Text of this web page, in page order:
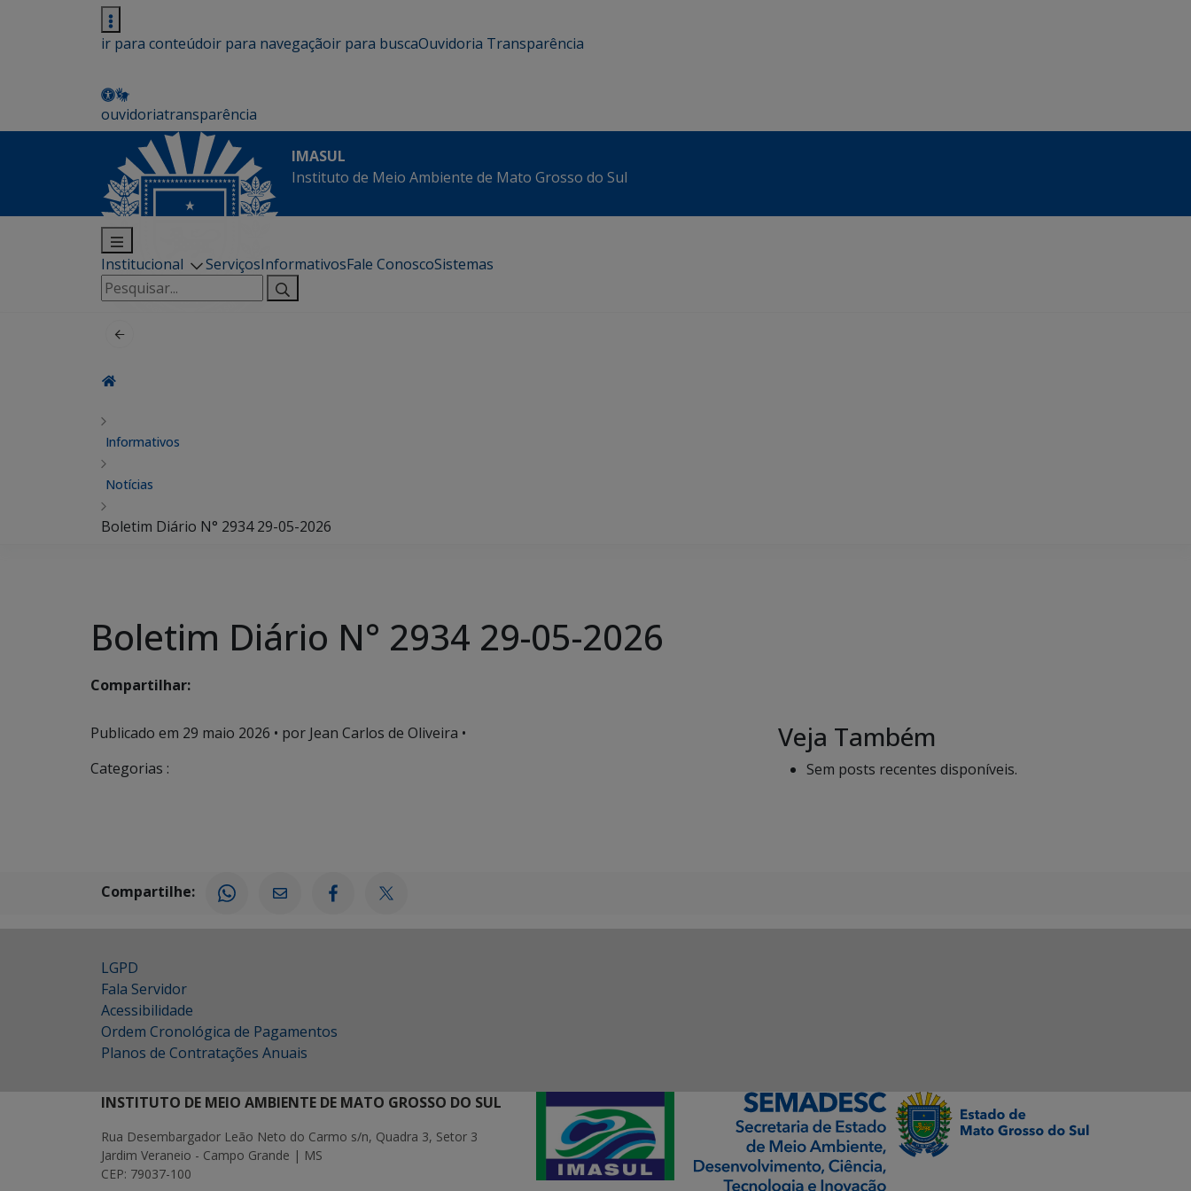
ir para conteúdoir para navegaçãoir para buscaOuvidoria Transparência
ouvidoriatransparência
IMASUL
Instituto de Meio Ambiente de Mato Grosso do Sul
Institucional ServiçosInformativosFale ConoscoSistemas
Pesquisar
por:
Informativos
Notícias
Boletim Diário N° 2934 29-05-2026
Boletim Diário N° 2934 29-05-2026
Compartilhar:
Publicado em 29 maio 2026 • por Jean Carlos de Oliveira •
Categorias :
Veja Também
Sem posts recentes disponíveis.
Compartilhe:
LGPD
Fala Servidor
Acessibilidade
Ordem Cronológica de Pagamentos
Planos de Contratações Anuais
INSTITUTO DE MEIO AMBIENTE DE MATO GROSSO DO SUL
Rua Desembargador Leão Neto do Carmo s/n, Quadra 3, Setor 3
Jardim Veraneio - Campo Grande | MS
CEP: 79037-100